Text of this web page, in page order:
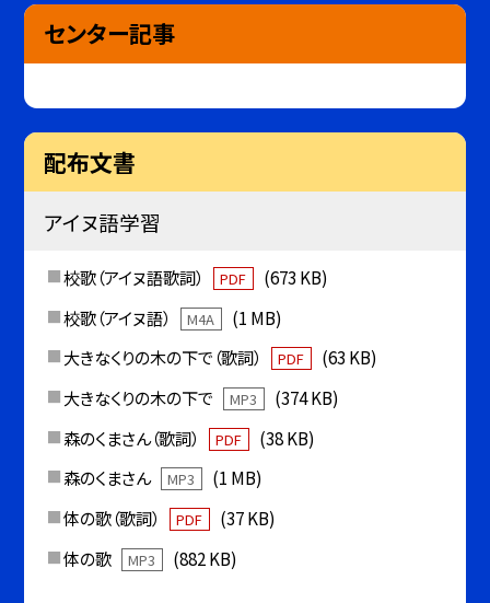
センター記事
配布文書
アイヌ語学習
校歌（アイヌ語歌詞） PDF
(673 KB)
校歌（アイヌ語）
M4A
(1 MB)
大きなくりの木の下で（歌詞）
PDF
(63 KB)
大きなくりの木の下で
MP3
(374 KB)
森のくまさん（歌詞）
PDF
(38 KB)
森のくまさん
MP3
(1 MB)
体の歌（歌詞）
PDF
(37 KB)
体の歌
MP3 (882 KB)